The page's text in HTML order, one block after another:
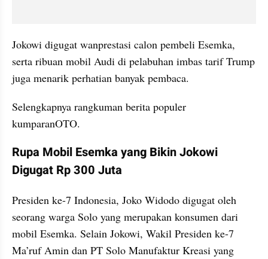
Jokowi digugat wanprestasi calon pembeli Esemka,
serta ribuan mobil Audi di pelabuhan imbas tarif Trump
juga menarik perhatian banyak pembaca.
Selengkapnya rangkuman berita populer
kumparanOTO.
Rupa Mobil Esemka yang Bikin Jokowi
Digugat Rp 300 Juta
Presiden ke-7 Indonesia, Joko Widodo digugat oleh
seorang warga Solo yang merupakan konsumen dari
mobil Esemka. Selain Jokowi, Wakil Presiden ke-7
Ma’ruf Amin dan PT Solo Manufaktur Kreasi yang